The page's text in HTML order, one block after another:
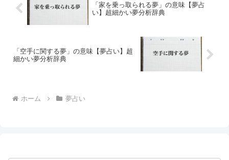
「家を乗っ取られる夢」の意味【夢占
い】超細かい夢分析辞典
「空手に関する夢」の意味【夢占い】超
細かい夢分析辞典
ホーム 夢占い